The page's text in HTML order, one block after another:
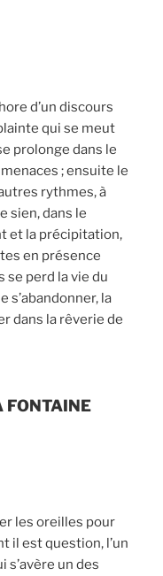
d’un discours
qui se meut
prolonge dans le
; ensuite le
rythmes, à
sien, dans le
et la précipitation,
en présence
perd la vie du
s’abandonner, la
dans la rêverie de
FONTAINE
les oreilles pour
il est question, l’un
s’avère un des